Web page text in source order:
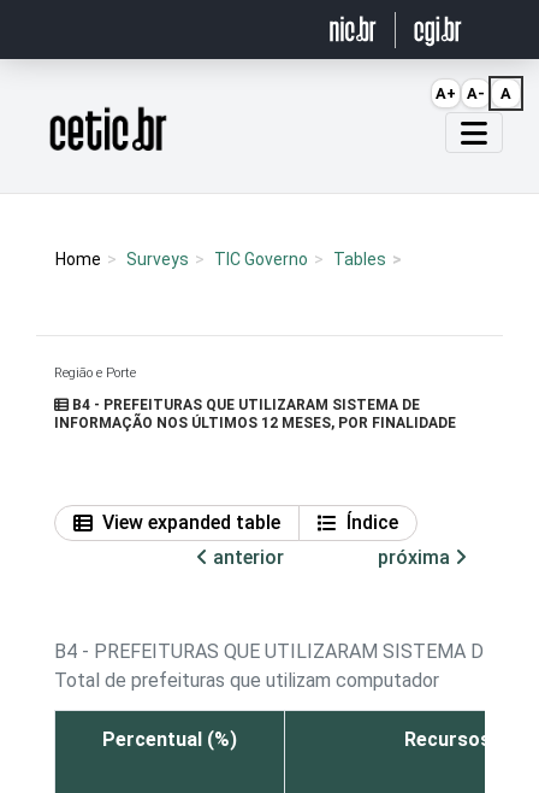
Página inicial
Home Surveys TIC Governo Tables
Região e Porte
B4 - PREFEITURAS QUE UTILIZARAM SISTEMA DE
INFORMAÇÃO NOS ÚLTIMOS 12 MESES, POR FINALIDADE
View expanded table
Índice
anterior
próxima
B4 - PREFEITURAS QUE UTILIZARAM SISTEMA DE
Total de prefeituras que utilizam computador
Percentual (%) Recursos
A+ A- A